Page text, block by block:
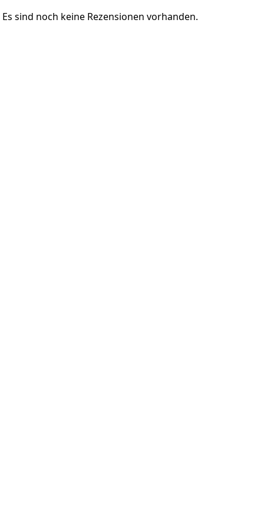
Es sind noch keine Rezensionen vorhanden.